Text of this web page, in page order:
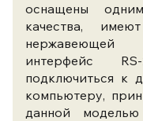
оснащены
качества,
интерфейс
подключиться к
компьютеру,
данной